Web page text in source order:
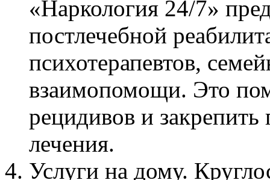
«Наркология 24/7»
постлечебной
психотерапевтов,
взаимопомощи. Это
рецидивов и закрепить
лечения.
Услуги на дому.